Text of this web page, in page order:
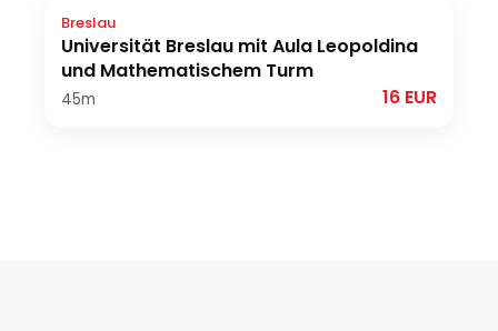
Breslau
Universität Breslau mit Aula Leopoldina
und Mathematischem Turm
45m 16 EUR